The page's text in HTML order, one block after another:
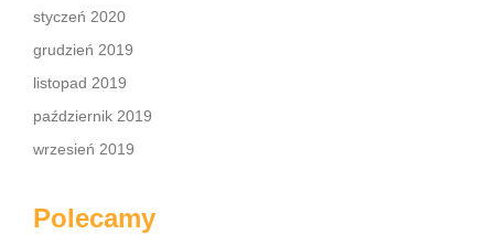
styczeń 2020
grudzień 2019
listopad 2019
październik 2019
wrzesień 2019
Polecamy